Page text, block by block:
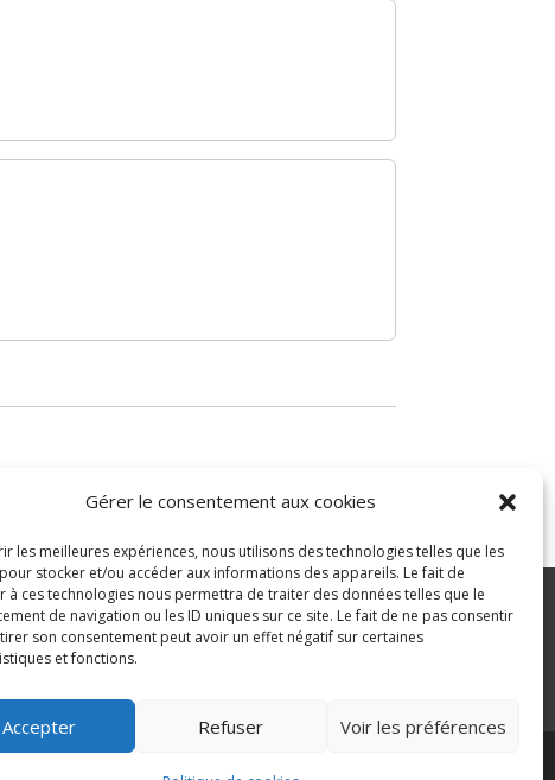
Gérer le consentement aux cookies
les meilleures expériences, nous utilisons des technologies telles que les
stocker et/ou accéder aux informations des appareils. Le fait de
à ces technologies nous permettra de traiter des données telles que le
de navigation ou les ID uniques sur ce site. Le fait de ne pas consentir
son consentement peut avoir un effet négatif sur certaines
et fonctions.
Accepter Refuser Voir les préférences
>